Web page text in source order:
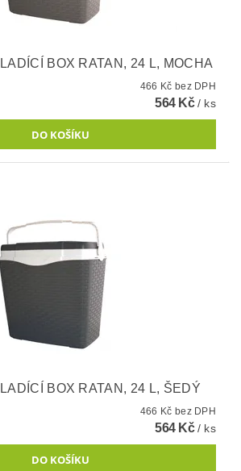
BOX RATAN, 24 L, MOCHA
466 Kč bez DPH
564 Kč/ ks
BOX RATAN, 24 L, ŠEDÝ
466 Kč bez DPH
564 Kč/ ks